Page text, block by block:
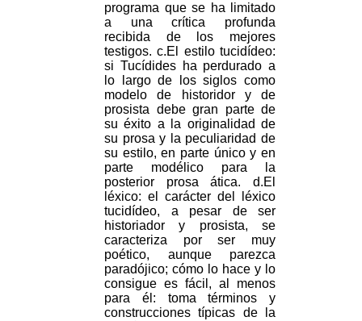
programa que se ha limitado
a una crítica profunda
recibida de los mejores
testigos. c.El estilo tucidídeo:
si Tucídides ha perdurado a
lo largo de los siglos como
modelo de historidor y de
prosista debe gran parte de
su éxito a la originalidad de
su prosa y la peculiaridad de
su estilo, en parte único y en
parte modélico para la
posterior prosa ática. d.El
léxico: el carácter del léxico
tucidídeo, a pesar de ser
historiador y prosista, se
caracteriza por ser muy
poético, aunque parezca
paradójico; cómo lo hace y lo
consigue es fácil, al menos
para él: toma términos y
construcciones típicas de la